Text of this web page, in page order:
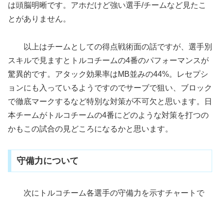
は頭脳明晰です。アホだけど強い選手/チームなど見たこ
とがありません。
以上はチームとしての得点戦術面の話ですが、選手別
スキルで見ますとトルコチームの4番のパフォーマンスが
驚異的です。アタック効果率はMB並みの44%。レセプシ
ョンにも入っているようですのでサーブで狙い、ブロック
で徹底マークするなど特別な対策が不可欠と思います。日
本チームがトルコチームの4番にどのような対策を打つの
かもこの試合の見どころになるかと思います。
守備力について
次にトルコチーム各選手の守備力を示すチャートで